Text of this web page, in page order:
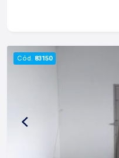
fortes e indeléveis
clientes. Somos uma
tradicionalidade
da atualidade.
parceiros de
caminhada já
locações e
Cód. 83150